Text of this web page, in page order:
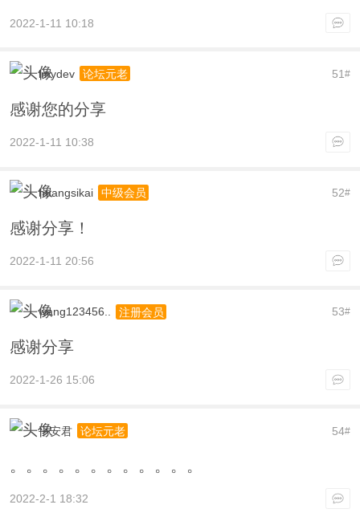
2022-1-11 10:18
51#
lmydev 论坛元老
感谢您的分享
2022-1-11 10:38
52#
huangsikai 中级会员
感谢分享！
2022-1-11 20:56
53#
wang123456.. 注册会员
感谢分享
2022-1-26 15:06
54#
平安君 论坛元老
。。。。。。。。。。。。
2022-2-1 18:32